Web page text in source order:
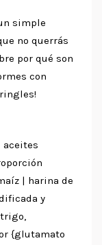
simple
no querrás
por qué son
con
aceites
| harina de
y
{glutamato